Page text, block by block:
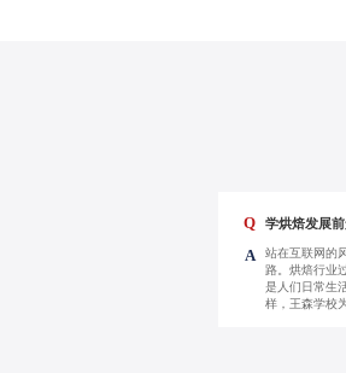
Q 学烘焙发展
A
站在互联网的
路。烘焙行业
是人们日常生
样，王森学校